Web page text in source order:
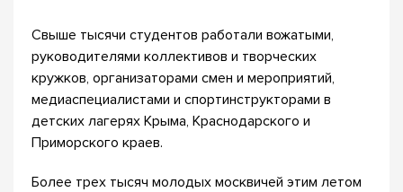
Свыше тысячи студентов работали вожатыми,
руководителями коллективов и творческих
кружков, организаторами смен и мероприятий,
медиаспециалистами и спортинструкторами в
детских лагерях Крыма, Краснодарского и
Приморского краев.
Более трех тысяч молодых москвичей этим летом